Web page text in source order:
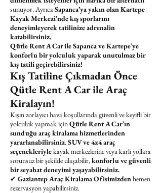
sunuyor. AyrıcaSapanca’ya yakın olan Kartepe
Kayak Merkezi’nde kış sporlarını
deneyimleyerek tatilinize adrenalin
katabilirsiniz.
Qütle Rent A Car ile Sapanca ve Kartepe’ye
konforlu bir yolculuk yaparak unutulmaz bir
kış tatili geçirebilirsiniz!
Kış Tatiline Çıkmadan Önce
Qütle Rent A Car ile Araç
Kiralayın!
Kışın zorlayıcı hava koşullarında güvenli ve keyifli bir
yolculuk yapmak içinQütle Rent A Car’ın
sunduğu araç kiralama hizmetlerinden
yararlanabilirsiniz.SUV ve 4x4 araç
seçenekleriylekayak merkezlerine veya karlı yollara
sorunsuz bir şekilde ulaşabilir,konforlu ve güvenli
bir seyahat deneyimi yaşayabilirsiniz.
✔ Gaziantep Araç Kiralama Ofisimizdenhemen
rezervasyon yapabilirsiniz.